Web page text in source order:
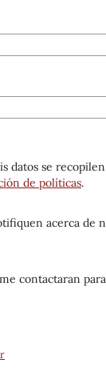
de políticas.